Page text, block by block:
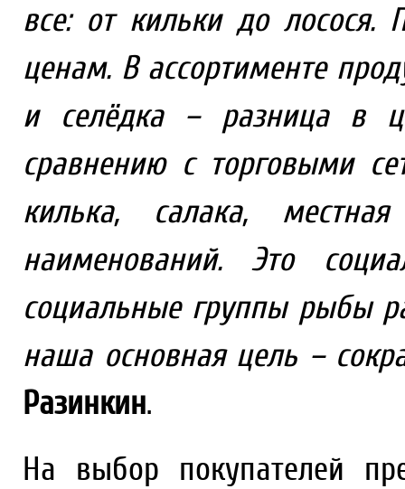
все: от кильки до
ценам. В ассортименте
и селёдка – разница в
сравнению с торговыми
килька, салака,
наименований. Это
социальные группы рыбы
наша основная цель –
Разинкин.
На выбор покупателей